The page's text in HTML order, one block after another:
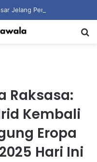
Raksasa:
Kembali
Eropa
Hari Ini